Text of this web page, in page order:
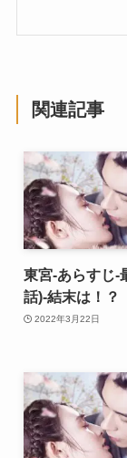
関連記事
東宮-あらすじ-
話)-結末は！？
2022年3月22日